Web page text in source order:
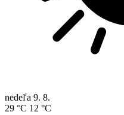
nedeľa 9. 8.
29 °C 12 °C